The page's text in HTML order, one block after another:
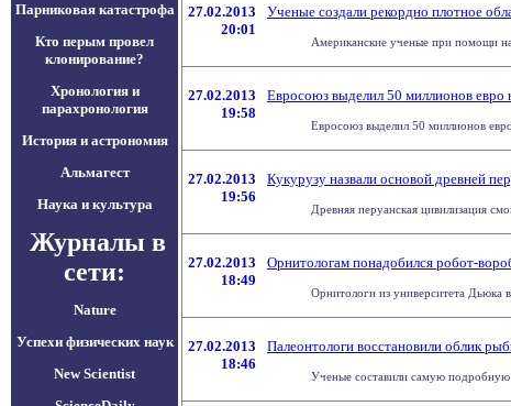
Парниковая катастрофа
Кто перым провел
клонирование?
Хронология и
парахронология
История и астрономия
Альмагест
Наука и культура
Журналы в
сети:
Nature
Успехи физических наук
New Scientist
27.02.2013
20:01
Ученые создали рекордно плотное
Американские ученые при помощи
27.02.2013
19:58
Евросоюз выделил 50 миллионов евро
Евросоюз выделил 50 миллионов
27.02.2013
19:56
Кукурузу назвали основой древней
Древняя перуанская цивилизация
27.02.2013
18:49
Орнитологам понадобился робот-
Орнитологи из университета Дьюка
27.02.2013
18:46
Палеонтологи восстановили облик
Ученые составили самую подробную